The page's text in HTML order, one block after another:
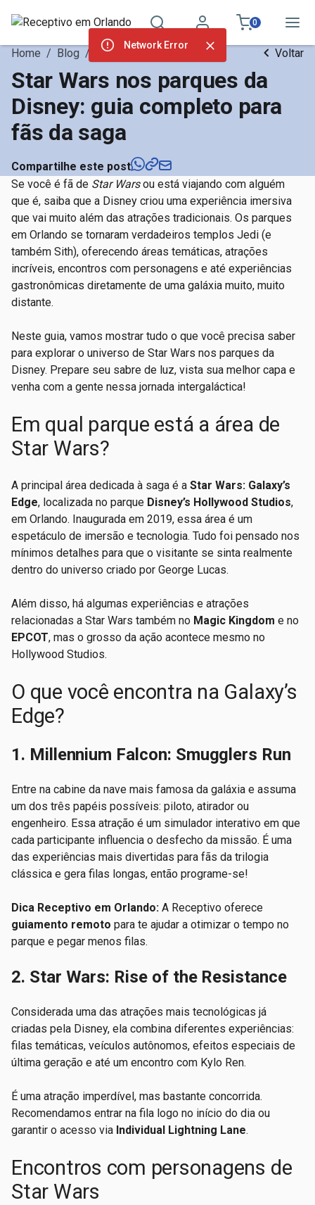
0
Home / Blog / Atrações Orlando Voltar
Star Wars nos parques da
Disney: guia completo para
fãs da saga
Compartilhe este post
Se você é fã de Star Warsou está viajando com alguém
que é, saiba que a Disney criou uma experiência imersiva
que vai muito além das atrações tradicionais. Os parques
em Orlando se tornaram verdadeiros templos Jedi (e
também Sith), oferecendo áreas temáticas, atrações
incríveis, encontros com personagens e até experiências
gastronômicas diretamente de uma galáxia muito, muito
distante.
Neste guia, vamos mostrar tudo o que você precisa saber
para explorar o universo de Star Wars nos parques da
Disney. Prepare seu sabre de luz, vista sua melhor capa e
venha com a gente nessa jornada intergaláctica!
Em qual parque está a área de
Star Wars?
A principal área dedicada à saga é a Star Wars: Galaxy’s
Edge, localizada no parque Disney’s Hollywood Studios,
em Orlando. Inaugurada em 2019, essa área é um
espetáculo de imersão e tecnologia. Tudo foi pensado nos
mínimos detalhes para que o visitante se sinta realmente
dentro do universo criado por George Lucas.
Além disso, há algumas experiências e atrações
relacionadas a Star Wars também no Magic Kingdom e no
EPCOT, mas o grosso da ação acontece mesmo no
Hollywood Studios.
O que você encontra na Galaxy’s
Edge?
1. Millennium Falcon: Smugglers Run
Entre na cabine da nave mais famosa da galáxia e assuma
um dos três papéis possíveis: piloto, atirador ou
engenheiro. Essa atração é um simulador interativo em que
cada participante influencia o desfecho da missão. É uma
das experiências mais divertidas para fãs da trilogia
clássica e gera filas longas, então programe-se!
Dica Receptivo em Orlando: A Receptivo oferece
guiamento remoto para te ajudar a otimizar o tempo no
parque e pegar menos filas.
2. Star Wars: Rise of the Resistance
Considerada uma das atrações mais tecnológicas já
criadas pela Disney, ela combina diferentes experiências:
filas temáticas, veículos autônomos, efeitos especiais de
última geração e até um encontro com Kylo Ren.
É uma atração imperdível, mas bastante concorrida.
Recomendamos entrar na fila logo no início do dia ou
garantir o acesso via Individual Lightning Lane.
Encontros com personagens de
Star Wars
Network Error